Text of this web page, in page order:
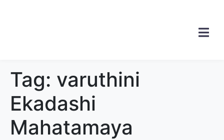
Tag: varuthini
Ekadashi
Mahatamaya